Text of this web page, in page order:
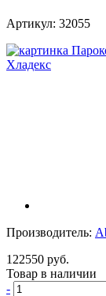
Артикул: 32055
Производитель:
122550 руб.
Товар в наличии
-